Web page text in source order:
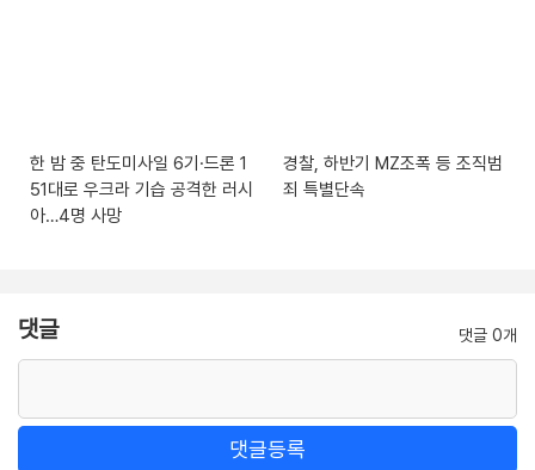
한 밤 중 탄도미사일 6기·드론 1
51대로 우크라 기습 공격한 러시
아…4명 사망
경찰, 하반기 MZ조폭 등 조직범
죄 특별단속
댓글 댓글 0개
댓글등록